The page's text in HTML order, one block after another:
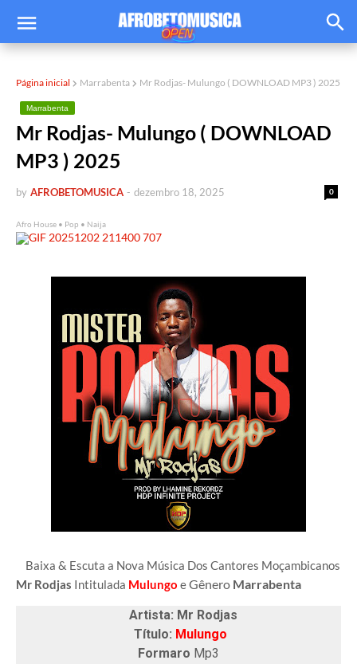
Página inicial Marrabenta Mr Rodjas- Mulungo ( DOWNLOAD MP3 ) 2025
Marrabenta
Mr Rodjas- Mulungo ( DOWNLOAD
MP3 ) 2025
by AFROBETOMUSICA 0
- dezembro 18, 2025
Afro House • Pop • Naija
Baixa & Escuta a Nova Música Dos Cantores Moçambicanos
Mr Rodjas Intitulada Mulungo eGênero Marrabenta
Artista: Mr Rodjas
Título: Mulungo
Formaro Mp3